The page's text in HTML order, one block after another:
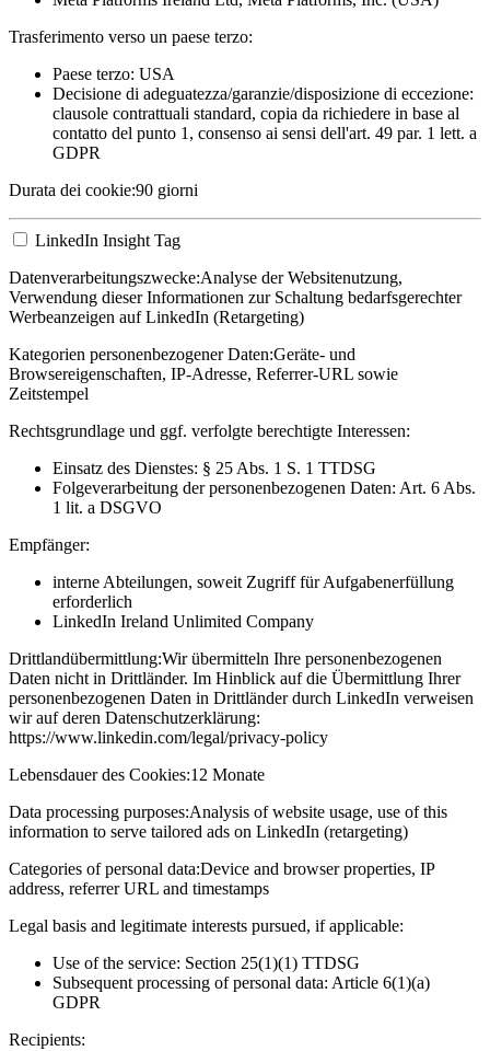
Trasferimento verso un paese terzo:
Paese terzo: USA
Decisione di adeguatezza/garanzie/disposizione di eccezione:
clausole contrattuali standard, copia da richiedere in base al
contatto del punto 1, consenso ai sensi dell'art. 49 par. 1 lett. a
GDPR
Durata dei cookie:90 giorni
LinkedIn Insight Tag
Datenverarbeitungszwecke:Analyse der Websitenutzung,
Verwendung dieser Informationen zur Schaltung bedarfsgerechter
Werbeanzeigen auf LinkedIn (Retargeting)
Kategorien personenbezogener Daten:Geräte- und
Browsereigenschaften, IP-Adresse, Referrer-URL sowie
Zeitstempel
Rechtsgrundlage und ggf. verfolgte berechtigte Interessen:
Einsatz des Dienstes: § 25 Abs. 1 S. 1 TTDSG
Folgeverarbeitung der personenbezogenen Daten: Art. 6 Abs.
1 lit. a DSGVO
Empfänger:
interne Abteilungen, soweit Zugriff für Aufgabenerfüllung
erforderlich
LinkedIn Ireland Unlimited Company
Drittlandübermittlung:Wir übermitteln Ihre personenbezogenen
Daten nicht in Drittländer. Im Hinblick auf die Übermittlung Ihrer
personenbezogenen Daten in Drittländer durch LinkedIn verweisen
wir auf deren Datenschutzerklärung:
https://www.linkedin.com/legal/privacy-policy
Lebensdauer des Cookies:12 Monate
Data processing purposes:Analysis of website usage, use of this
information to serve tailored ads on LinkedIn (retargeting)
Categories of personal data:Device and browser properties, IP
address, referrer URL and timestamps
Legal basis and legitimate interests pursued, if applicable:
Use of the service: Section 25(1)(1) TTDSG
Subsequent processing of personal data: Article 6(1)(a)
GDPR
Recipients: